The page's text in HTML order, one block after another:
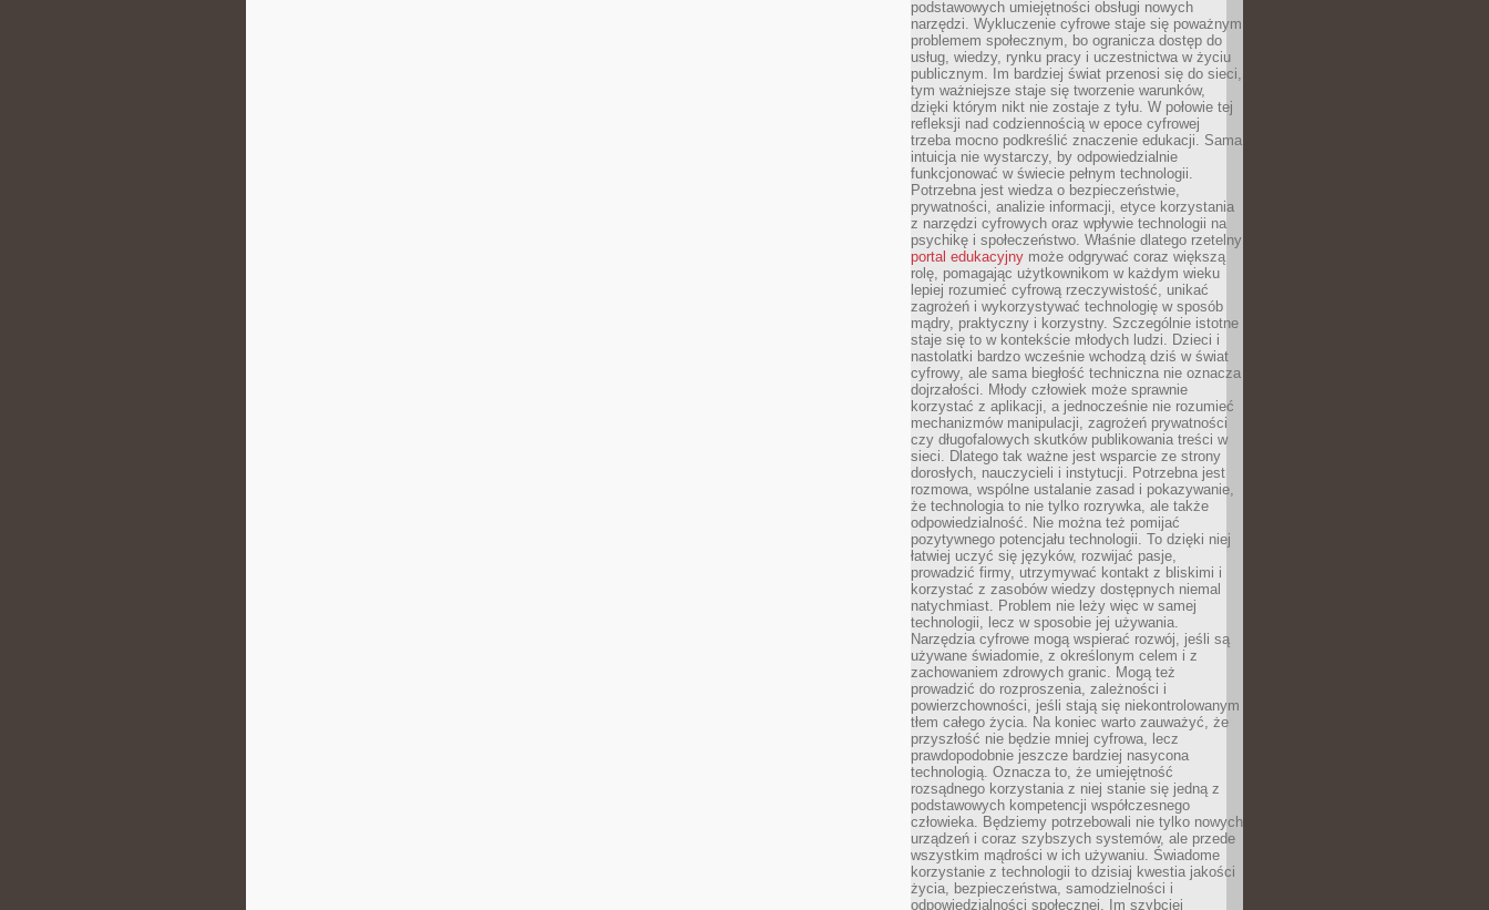
podstawowych umiejętności obsługi nowych
narzędzi. Wykluczenie cyfrowe staje się poważnym
problemem społecznym, bo ogranicza dostęp do
usług, wiedzy, rynku pracy i uczestnictwa w życiu
publicznym. Im bardziej świat przenosi się do sieci,
tym ważniejsze staje się tworzenie warunków,
dzięki którym nikt nie zostaje z tyłu. W połowie tej
refleksji nad codziennością w epoce cyfrowej
trzeba mocno podkreślić znaczenie edukacji. Sama
intuicja nie wystarczy, by odpowiedzialnie
funkcjonować w świecie pełnym technologii.
Potrzebna jest wiedza o bezpieczeństwie,
prywatności, analizie informacji, etyce korzystania
z narzędzi cyfrowych oraz wpływie technologii na
psychikę i społeczeństwo. Właśnie dlatego rzetelny
portal edukacyjny może odgrywać coraz większą
rolę, pomagając użytkownikom w każdym wieku
lepiej rozumieć cyfrową rzeczywistość, unikać
zagrożeń i wykorzystywać technologię w sposób
mądry, praktyczny i korzystny. Szczególnie istotne
staje się to w kontekście młodych ludzi. Dzieci i
nastolatki bardzo wcześnie wchodzą dziś w świat
cyfrowy, ale sama biegłość techniczna nie oznacza
dojrzałości. Młody człowiek może sprawnie
korzystać z aplikacji, a jednocześnie nie rozumieć
mechanizmów manipulacji, zagrożeń prywatności
czy długofalowych skutków publikowania treści w
sieci. Dlatego tak ważne jest wsparcie ze strony
dorosłych, nauczycieli i instytucji. Potrzebna jest
rozmowa, wspólne ustalanie zasad i pokazywanie,
że technologia to nie tylko rozrywka, ale także
odpowiedzialność. Nie można też pomijać
pozytywnego potencjału technologii. To dzięki niej
łatwiej uczyć się języków, rozwijać pasje,
prowadzić firmy, utrzymywać kontakt z bliskimi i
korzystać z zasobów wiedzy dostępnych niemal
natychmiast. Problem nie leży więc w samej
technologii, lecz w sposobie jej używania.
Narzędzia cyfrowe mogą wspierać rozwój, jeśli są
używane świadomie, z określonym celem i z
zachowaniem zdrowych granic. Mogą też
prowadzić do rozproszenia, zależności i
powierzchowności, jeśli stają się niekontrolowanym
tłem całego życia. Na koniec warto zauważyć, że
przyszłość nie będzie mniej cyfrowa, lecz
prawdopodobnie jeszcze bardziej nasycona
technologią. Oznacza to, że umiejętność
rozsądnego korzystania z niej stanie się jedną z
podstawowych kompetencji współczesnego
człowieka. Będziemy potrzebowali nie tylko nowych
urządzeń i coraz szybszych systemów, ale przede
wszystkim mądrości w ich używaniu. Świadome
korzystanie z technologii to dzisiaj kwestia jakości
życia, bezpieczeństwa, samodzielności i
odpowiedzialności społecznej. Im szybciej